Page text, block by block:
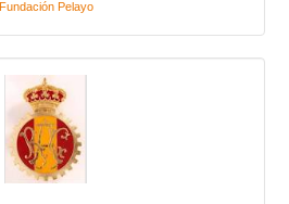
Fundación Pelayo